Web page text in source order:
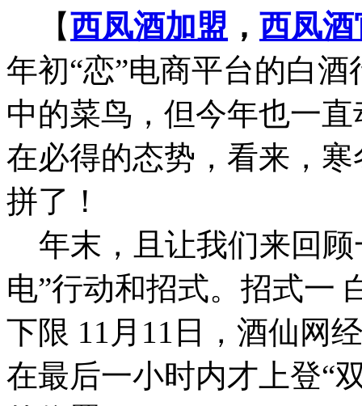
【西凤酒加盟 ， 西凤酒
年初“恋”电商平台的白
中的菜鸟，但今年也一
在必得的态势，看来，
拼了！
年末，且让我们来回顾
电”行动和招式。招式一
下限 11月11日，酒仙网
在最后一小时内才上登“